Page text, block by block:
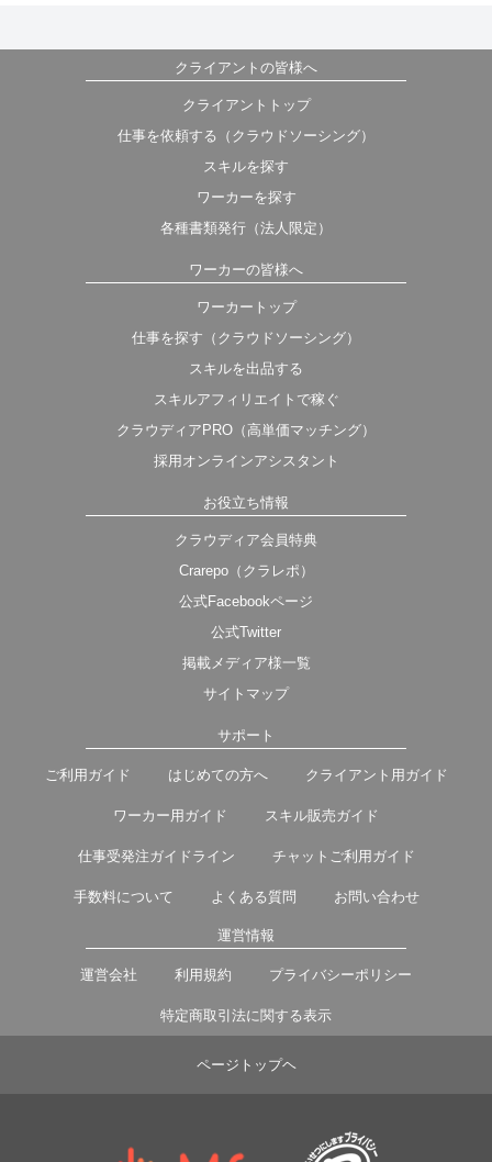
クライアントの皆様へ
クライアントトップ
仕事を依頼する（クラウドソーシング）
スキルを探す
ワーカーを探す
各種書類発行（法人限定）
ワーカーの皆様へ
ワーカートップ
仕事を探す（クラウドソーシング）
スキルを出品する
スキルアフィリエイトで稼ぐ
クラウディアPRO（高単価マッチング）
採用オンラインアシスタント
お役立ち情報
クラウディア会員特典
Crarepo（クラレポ）
公式Facebookページ
公式Twitter
掲載メディア様一覧
サイトマップ
サポート
ご利用ガイド はじめての方へ クライアント用ガイド
ワーカー用ガイド スキル販売ガイド
仕事受発注ガイドライン チャットご利用ガイド
手数料について よくある質問 お問い合わせ
運営情報
運営会社 利用規約 プライバシーポリシー
特定商取引法に関する表示
ページトップヘ